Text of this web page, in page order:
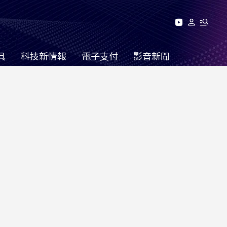
科技新情報 電子支付 影音新聞